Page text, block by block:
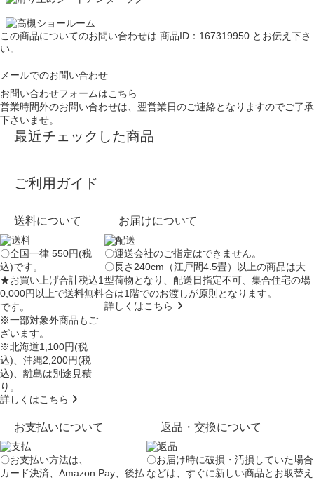
この商品についてのお問い合わせは 商品ID：167319950 とお伝え下さ
い。
メールでのお問い合わせ
お問い合わせフォームはこちら
営業時間外のお問い合わせは、翌営業日のご連絡となりますのでご了承
下さいませ。
最近チェックした商品
ご利用ガイド
送料について
〇全国一律 550円(税
込)です。
★お買い上げ合計税込1
0,000円以上で送料無料
です。
※一部対象外商品もご
ざいます。
※北海道1,100円(税
込)、沖縄2,200円(税
込)、離島は別途見積
り。
詳しくはこちら
お届けについて
〇運送会社のご指定はできません。
〇長さ240cm（江戸間4.5畳）以上の商品は大
型荷物となり、配送日指定不可、集合住宅の場
合は1階でのお渡しが原則となります。
詳しくはこちら
お支払いについて
〇お支払い方法は、
カード決済、Amazon Pay、後払
返品・交換について
〇お届け時に破損・汚損していた場合
などは、すぐに新しい商品とお取替え